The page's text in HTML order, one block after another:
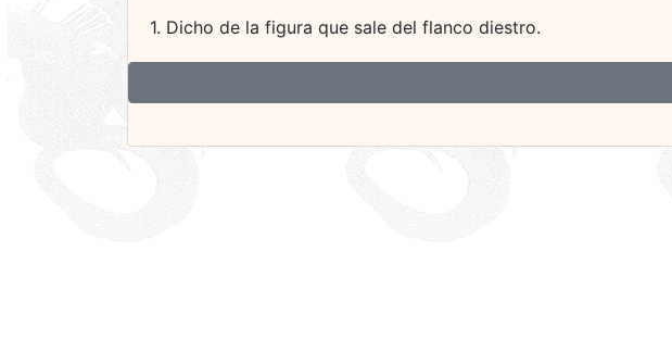
1. Dicho de la figura que sale del flanco diestro.